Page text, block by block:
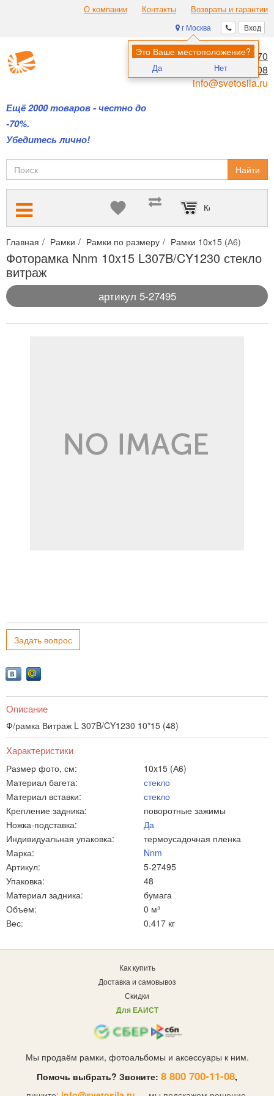
О компании Контакты Возвраты и гарантии
Вход
г Москва
Это Ваше местоположение?
Да Нет
Ещё 2000 товаров - честно до
-70%.
Убедитесь лично!
8 (495) 970-00-70
8 (800) 700-11-08
info@svetosila.ru
Найти
Корзина пуста
Главная Рамки Рамки по размеру Рамки 10х15 (А6)
Фоторамка Nnm 10x15 L307B/CY1230 стекло
витраж
артикул 5-27495
Задать вопрос
Описание
Ф/рамка Витраж L 307B/CY1230 10*15 (48)
Характеристики
Размер фото, см:
10x15 (А6)
Материал багета:
стекло
Материал вставки:
стекло
Крепление задника:
поворотные зажимы
Ножка-подставка:
Да
Индивидуальная упаковка:
термоусадочная пленка
Марка:
Nnm
Артикул:
5-27495
Упаковка:
48
Материал задника:
бумага
Объем:
0 м³
Вес:
0.417 кг
Как купить
Доставка и самовывоз
Скидки
Для ЕАИСТ
Мы продаём рамки, фотоальбомы и аксессуары к ним.
Помочь выбрать? Звоните: 8 800 700-11-08,